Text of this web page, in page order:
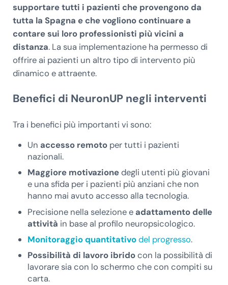
supportare tutti i pazienti che provengono da
tutta la Spagna e che vogliono continuare a
contare sui loro professionisti più vicini a
distanza. La sua implementazione ha permesso di
offrire ai pazienti un altro tipo di intervento più
dinamico e attraente.
Benefici di NeuronUP negli interventi
Tra i benefici più importanti vi sono:
Un accesso remoto per tutti i pazienti
nazionali.
Maggiore motivazionedegli utenti più giovani
e una sfida per i pazienti più anziani che non
hanno mai avuto accesso alla tecnologia.
Precisione nella selezione e adattamento delle
attività in base al profilo neuropsicologico.
Monitoraggio quantitativodel progresso.
Possibilità di lavoro ibridocon la possibilità di
lavorare sia con lo schermo che con compiti su
carta.